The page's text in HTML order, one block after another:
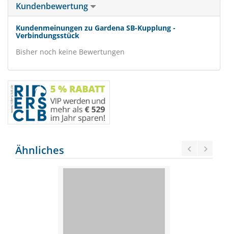
Kundenbewertung
Kundenmeinungen zu Gardena SB-Kupplung -
Verbindungsstück
Bisher noch keine Bewertungen
Ähnliches